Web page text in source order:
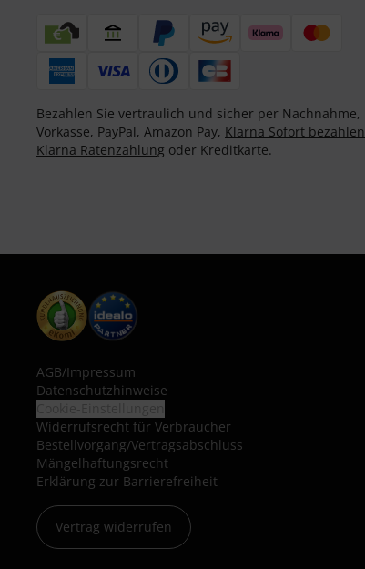
Bezahlen Sie vertraulich und sicher per Nachnahme,
Vorkasse, PayPal, Amazon Pay, Klarna Sofort bezahlen
Klarna Ratenzahlung oder Kreditkarte.
AGB/Impressum
Datenschutzhinweise
Widerrufsrecht für Verbraucher
Bestellvorgang/Vertragsabschluss
Mängelhaftungsrecht
Erklärung zur Barrierefreiheit
Vertrag widerrufen